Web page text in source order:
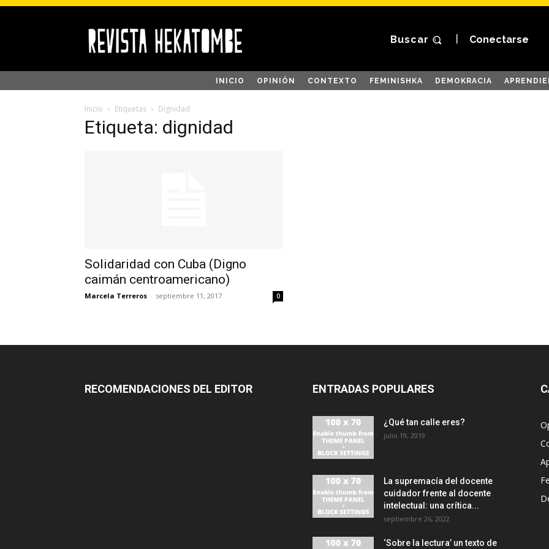
Buscar Conectarse
INICIO OPINIÓN CONTEXTO FEMINISHKA DEMOKRACIA
Inicio Etiquetas Dignidad
Etiqueta: dignidad
Solidaridad con Cuba (Digno
caimán centroamericano)
Marcela Terreros - septiembre 11, 2017 0
RECOMENDACIONES DEL EDITOR ENTRADAS POPULARES
¿Qué tan calle eres?
julio 19, 2019
La supremacía del docente
cuidador frente al docente
intelectual: una crítica...
septiembre 26, 2022
‘Sobre la lectura’ un texto de